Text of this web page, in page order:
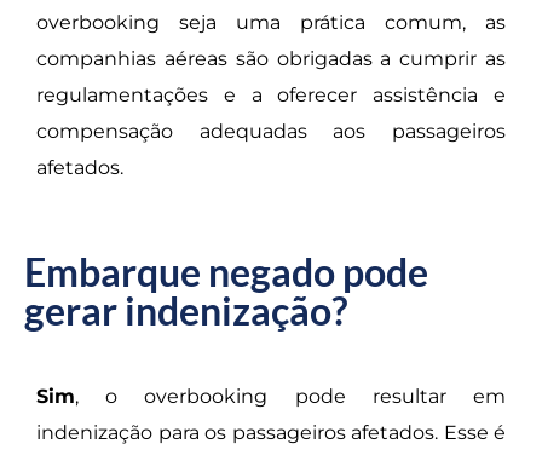
overbooking seja uma prática comum, as
companhias aéreas são obrigadas a cumprir as
regulamentações e a oferecer assistência e
compensação adequadas aos passageiros
afetados.
Embarque negado pode
gerar indenização?
Sim, o overbooking pode resultar em
indenização para os passageiros afetados. Esse é